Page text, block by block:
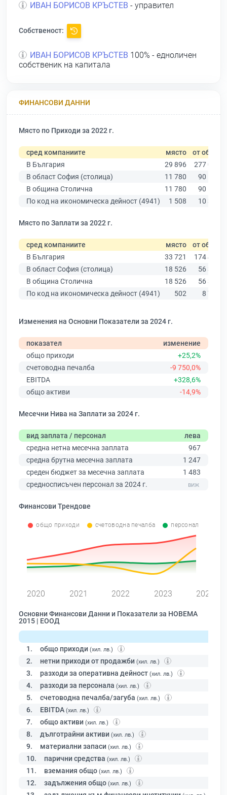
ИВАН БОРИСОВ КРЪСТЕВ - управител
Собственост:
ИВАН БОРИСОВ КРЪСТЕВ 100% - едноличен
собственик на капитала
ФИНАНСОВИ ДАННИ
Място по Приходи за 2022 г.
сред компаниите място от общо
В България
29 896
277 019
В област София (столица)
11 780
90 178
В община Столична
11 780
90 178
По код на икономическа дейност (4941)
1 508 10 330
Място по Заплати за 2022 г.
сред компаниите място от общо
В България
33 721
174 403
В област София (столица)
18 526
56 378
В община Столична
18 526
56 378
По код на икономическа дейност (4941)
502 8 756
Изменения на Основни Показатели за 2024 г.
показател
изменение
общо приходи
+25,2%
счетоводна печалба
-9 750,0%
EBITDA
+328,6%
общо активи
-14,9%
Месечни Нива на Заплати за 2024 г.
вид заплата / персонал
лева
средна нетна месечна заплата
967
средна брутна месечна заплата
1 247
среден бюджет за месечна заплата
1 483
средносписъчен персонал за 2024 г.
Финансови Трендове
общо приходи счетоводна печалба персонал
2020 2021 2022 2023 2024
Основни Финансови Данни и Показатели за НОВЕМА
2015 | ЕООД
1. общо приходи (хил. лв.)
2. нетни приходи от продажби (хил. лв.)
3. разходи за оперативна дейност (хил. лв.)
4. разходи за персонала (хил. лв.)
5. счетоводна печалба/загуба (хил. лв.)
6. EBITDA (хил. лв.)
7. общо активи (хил. лв.)
8. дълготрайни активи (хил. лв.)
9. материални запаси (хил. лв.)
10. парични средства (хил. лв.)
11. вземания общо (хил. лв.)
12. задължения общо (хил. лв.)